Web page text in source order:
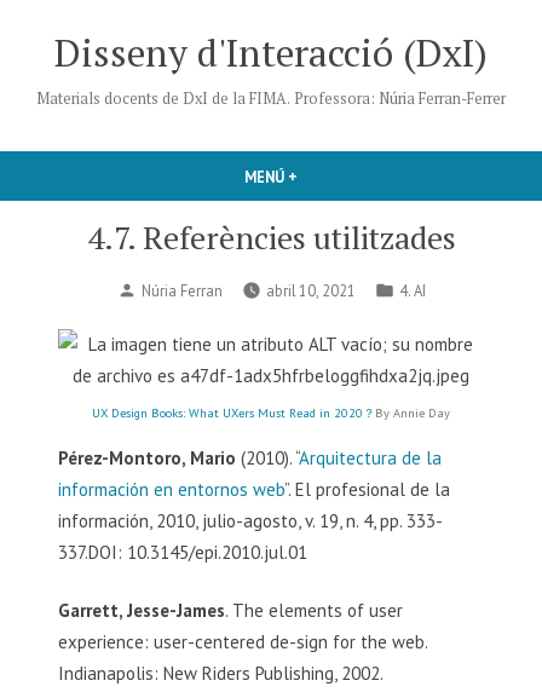
Disseny d'Interacció (DxI)
Materials docents de DxI de la FIMA. Professora: Núria Ferran-Ferrer
MENÚ +
4.7. Referències utilitzades
Publicat
Núria Ferran abril 10, 2021
Publicat
4. AI
UX Design Books: What UXers Must Read in 2020？ By Annie Day
Pérez-Montoro, Mario (2010). “Arquitectura de la
información en entornos web”. El profesional de la
información, 2010, julio-agosto, v. 19, n. 4, pp. 333-
337.DOI: 10.3145/epi.2010.jul.01
Garrett, Jesse-James. The elements of user
experience: user-centered de-sign for the web.
Indianapolis: New Riders Publishing, 2002.